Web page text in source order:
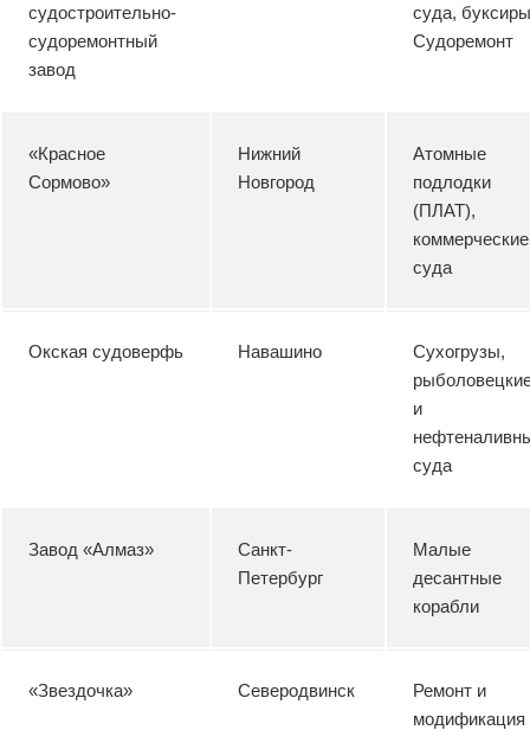
судостроительно-
судоремонтный
завод
суда,
Судоремонт
«Красное
Сормово»
Нижний
Новгород
Атомные
подлодки
(ПЛАТ),
коммерческие
суда
Окская судоверфь Навашино
Сухогрузы,
и
суда
Завод «Алмаз»
Санкт-
Петербург
Малые
десантные
корабли
«Звездочка» Северодвинск
Ремонт и
модификация